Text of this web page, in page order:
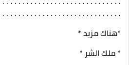
. . . . . . . . . . . . . . . . . . . . . . . . . . . . . .
*هناك مزيد *
* ملك الشر *